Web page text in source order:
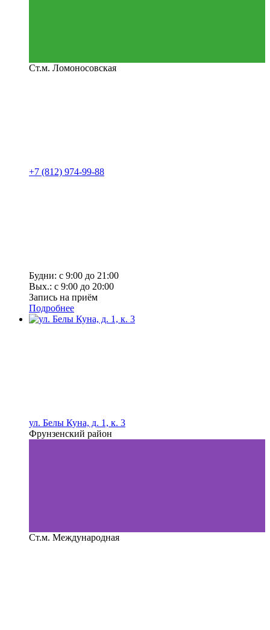
Ст.м. Ломоносовская
+7 (812) 974-99-88
Будни: с 9:00 до 21:00
Вых.: с 9:00 до 20:00
Запись на приём
Подробнее
ул. Белы Куна, д. 1, к. 3
Фрунзенский район
Ст.м. Международная